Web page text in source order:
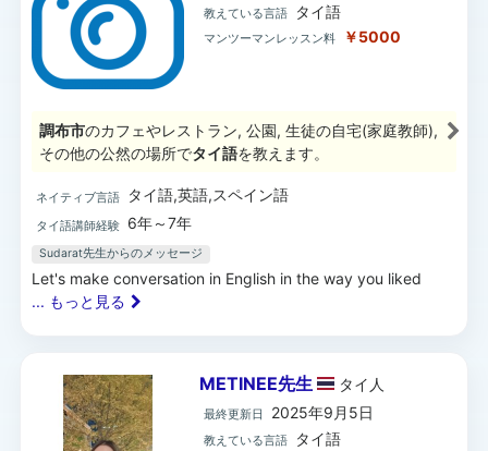
教えている言語 タイ語
マンツーマンレッスン料 ￥5000
調布市のカフェやレストラン, 公園, 生徒の自宅(家庭教師),
その他の公然の場所でタイ語を教えます。
ネイティブ言語 タイ語,英語,スペイン語
タイ語講師経験 6年～7年
Sudarat先生からのメッセージ
Let's make conversation in English in the way you liked
... もっと見る
METINEE先生 タイ 人
最終更新日 2025年9月5日
教えている言語 タイ語